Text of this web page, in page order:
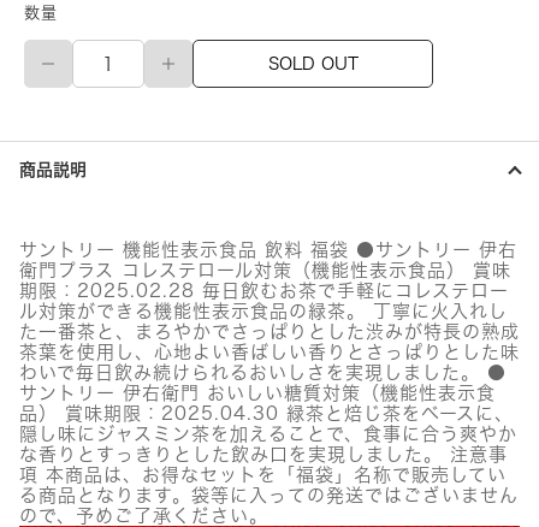
数量
機
性
示
食
品
お
得
福
袋
個
SOLD OUT
商品説明
サントリー 機能性表示食品 飲料 福袋 ●サントリー 伊右
衛門プラス コレステロール対策（機能性表示食品） 賞味
期限：2025.02.28 毎日飲むお茶で手軽にコレステロー
ル対策ができる機能性表示食品の緑茶。 丁寧に火入れし
た一番茶と、まろやかでさっぱりとした渋みが特長の熟成
茶葉を使用し、心地よい香ばしい香りとさっぱりとした味
わいで毎日飲み続けられるおいしさを実現しました。 ●
サントリー 伊右衛門 おいしい糖質対策（機能性表示食
品） 賞味期限：2025.04.30 緑茶と焙じ茶をベースに、
隠し味にジャスミン茶を加えることで、食事に合う爽やか
な香りとすっきりとした飲み口を実現しました。 注意事
項 本商品は、お得なセットを「福袋」名称で販売してい
る商品となります。袋等に入っての発送ではございません
ので、予めご了承ください。